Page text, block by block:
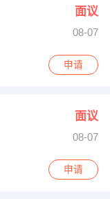
面议
08-07
申请
面议
08-07
际1号20栋
申请